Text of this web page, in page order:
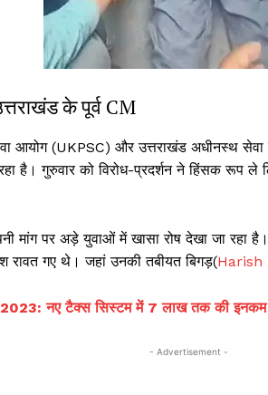
के पूर्व CM
आयोग (UKPSC) और उत्तराखंड अधीनस्थ
है। गुरुवार को विरोध-प्रदर्शन ने हिंसक रूप
मांग पर अड़े युवाओं में खासा रोष देखा जा रहा
रावत गए थे। जहां उनकी तबीयत बिगड़(Harish
नए टैक्स सिस्टम में 7 लाख तक की इनकम
- Advertisement -